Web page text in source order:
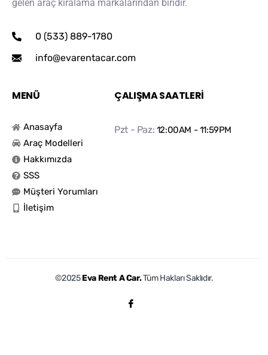
gelen araç kiralama markalarından biridir.
0 (533) 889-1780
info@evarentacar.com
MENÜ
Anasayfa
Araç Modelleri
Hakkımızda
SSS
Müşteri Yorumları
İletişim
ÇALIŞMA SAATLERİ
Pzt - Paz: 12:00AM - 11:59PM
©2025Eva Rent A Car.Tüm Hakları Saklıdır.